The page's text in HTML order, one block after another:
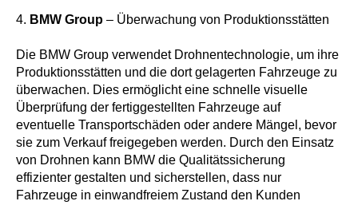
4. BMW Group – Überwachung von Produktionsstätten
Die BMW Group verwendet Drohnentechnologie, um ihre
Produktionsstätten und die dort gelagerten Fahrzeuge zu
überwachen. Dies ermöglicht eine schnelle visuelle
Überprüfung der fertiggestellten Fahrzeuge auf
eventuelle Transportschäden oder andere Mängel, bevor
sie zum Verkauf freigegeben werden. Durch den Einsatz
von Drohnen kann BMW die Qualitätssicherung
effizienter gestalten und sicherstellen, dass nur
Fahrzeuge in einwandfreiem Zustand den Kunden
Über uns
Arbeitsablauf
Referenzen
Blog
Kontakt